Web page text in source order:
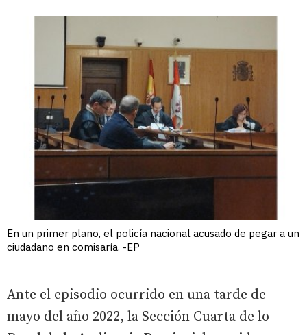
En un primer plano, el policía nacional acusado de pegar a un
ciudadano en comisaría. -EP
Ante el episodio ocurrido en una tarde de
mayo del año 2022, la Sección Cuarta de lo